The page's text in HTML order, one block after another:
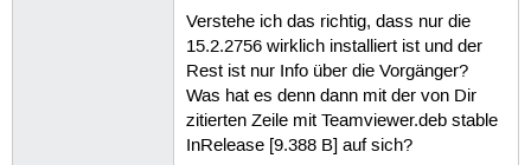
119
120
121
122
123
124
125
14
16
17
18
19
21
     14.7.1965 500
500 http://
     14.6.2452 500
500 http://
     14.5.5819 500
500 http://
     14.4.2669 500
500 http://
Verstehe ich das richtig, dass nur die
15.2.2756 wirklich installiert ist und der
Rest ist nur Info über die Vorgänger?
Was hat es denn dann mit der von Dir
zitierten Zeile mit Teamviewer.deb stable
InRelease [9.388 B] auf sich?